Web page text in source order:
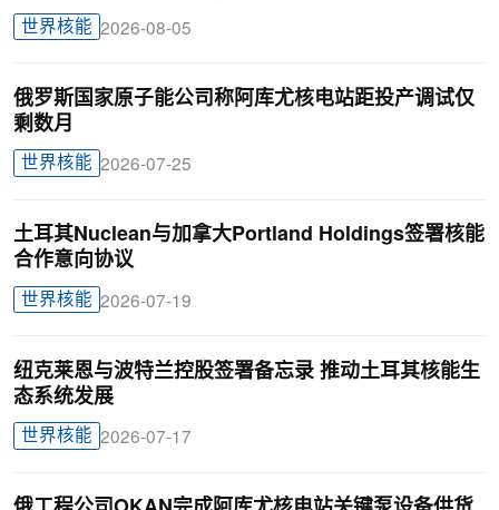
世界核能 2026-08-05
俄罗斯国家原子能公司称阿库尤核电站距投产调试仅
剩数月
世界核能 2026-07-25
土耳其Nuclean与加拿大Portland Holdings签署核能
合作意向协议
世界核能 2026-07-19
纽克莱恩与波特兰控股签署备忘录 推动土耳其核能生
态系统发展
世界核能 2026-07-17